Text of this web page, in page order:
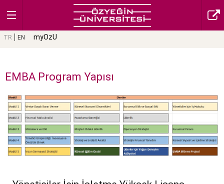
TR EN myOzU
EMBA Program Yapısı